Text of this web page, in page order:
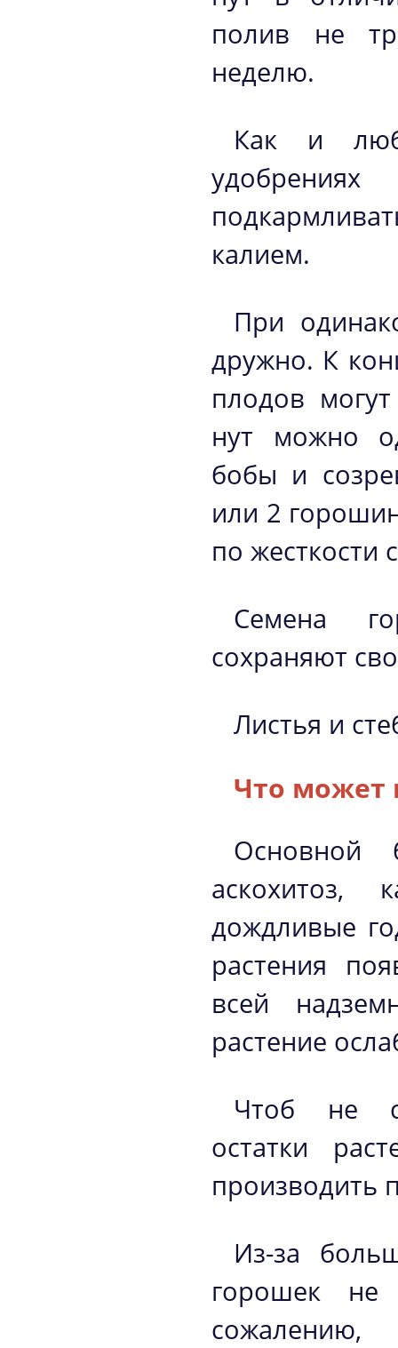
полив не
неделю.
Как и
калием.
При
дружно. К
плодов
нут можно
бобы и
или 2
по жесткости
Семена
сохраняют
Листья и
Что может
Основной
дождливые
растения
всей
растение
Чтоб не
остатки
производить
Из-за
горошек не